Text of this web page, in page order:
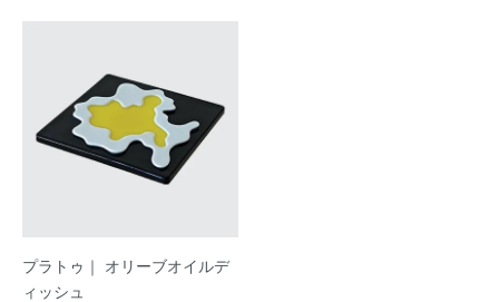
プラトゥ｜ オリーブオイルデ
ィッシュ